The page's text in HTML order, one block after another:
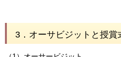
3．オーサビジットと授賞